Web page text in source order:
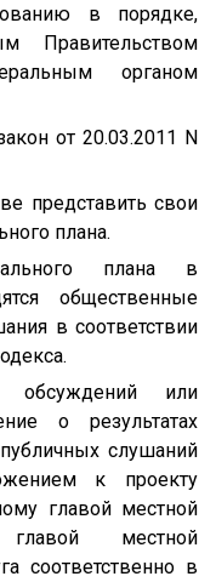
в порядке,
Правительством
органом
от 20.03.2011 N
представить свои
плана.
плана в
общественные
в соответствии
обсуждений или
о результатах
слушаний
к проекту
главой местной
главой местной
соответственно в